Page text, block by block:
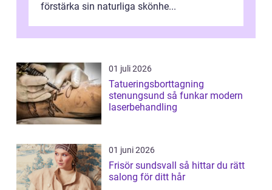
förstärka sin naturliga skönhe...
01 juli 2026
Tatueringsborttagning
stenungsund så funkar modern
laserbehandling
01 juni 2026
Frisör sundsvall så hittar du rätt
salong för ditt hår